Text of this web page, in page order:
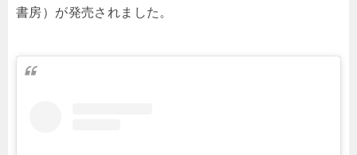
書房）が発売されました。